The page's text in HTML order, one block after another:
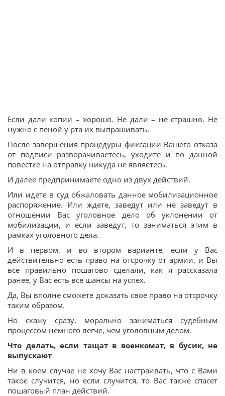
Если дали копии – хорошо. Не дали – не страшно. Не
нужно с пеной у рта их выпрашивать.
После завершения процедуры фиксации Вашего отказа
от подписи разворачиваетесь, уходите и по данной
повестке на отправку никуда не являетесь.
И далее предпринимаете одно из двух действий.
Или идете в суд обжаловать данное мобилизационное
распоряжение. Или ждете, заведут или не заведут в
отношении Вас уголовное дело об уклонении от
мобилизации, и если заведут, то заниматься этим в
рамках уголовного дела.
И в первом, и во втором варианте, если у Вас
действительно есть право на отсрочку от армии, и Вы
все правильно пошагово сделали, как я рассказала
ранее, у Вас есть все шансы на успех.
Да, Вы вполне сможете доказать свое право на отсрочку
таким образом.
Но скажу сразу, морально заниматься судебным
процессом немного легче, чем уголовным делом.
Что делать, если тащат в военкомат, в бусик, не
выпускают
Ни в коем случае не хочу Вас настраивать, что с Вами
такое случится, но если случится, то Вас также спасет
пошаговый план действий.